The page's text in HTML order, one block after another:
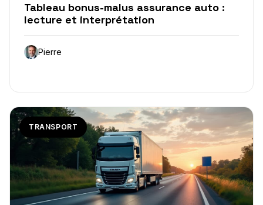
Tableau bonus-malus assurance auto :
lecture et interprétation
Pierre
TRANSPORT